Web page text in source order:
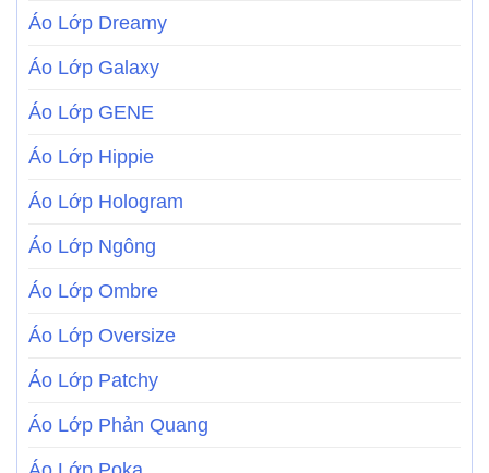
Áo Lớp Dreamy
Áo Lớp Galaxy
Áo Lớp GENE
Áo Lớp Hippie
Áo Lớp Hologram
Áo Lớp Ngông
Áo Lớp Ombre
Áo Lớp Oversize
Áo Lớp Patchy
Áo Lớp Phản Quang